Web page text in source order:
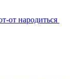
от народиться